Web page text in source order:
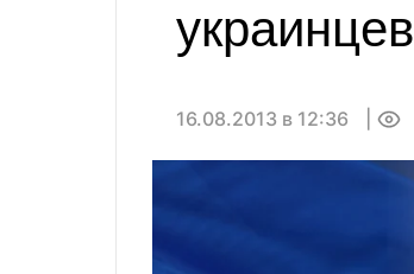
украинцев
16.08.2013 в 12:36